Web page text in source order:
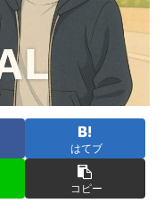
はてブ
コピー